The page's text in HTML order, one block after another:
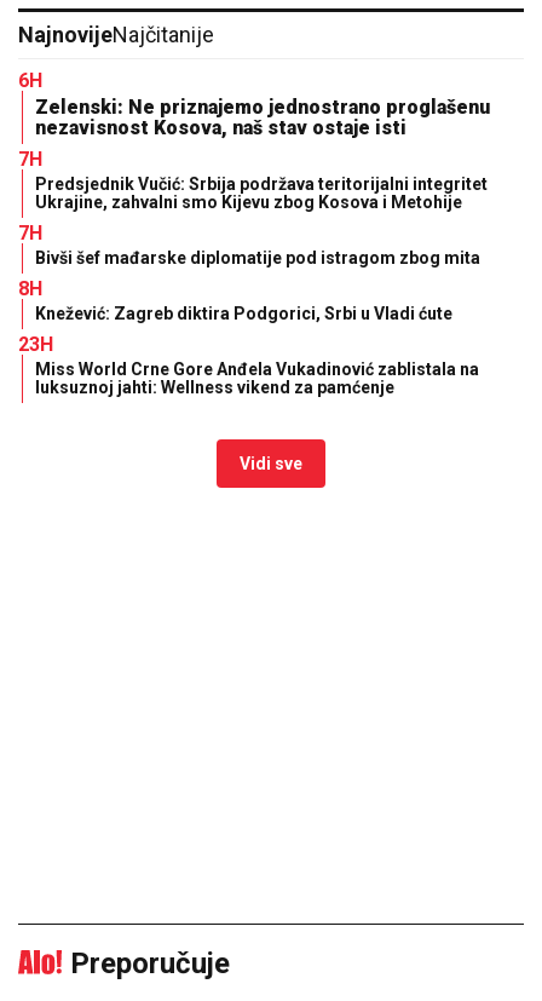
NajnovijeNajčitanije
6H
Zelenski: Ne priznajemo jednostrano proglašenu
nezavisnost Kosova, naš stav ostaje isti
7H
Predsjednik Vučić: Srbija podržava teritorijalni integritet
Ukrajine, zahvalni smo Kijevu zbog Kosova i Metohije
7H
Bivši šef mađarske diplomatije pod istragom zbog mita
8H
Knežević: Zagreb diktira Podgorici, Srbi u Vladi ćute
23H
Miss World Crne Gore Anđela Vukadinović zablistala na
luksuznoj jahti: Wellness vikend za pamćenje
Vidi sve
Preporučuje